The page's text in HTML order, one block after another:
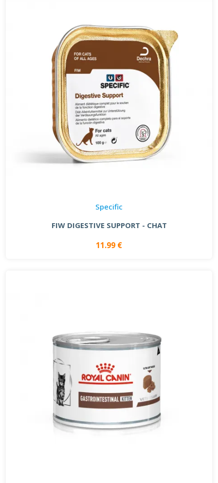
Specific
FIW DIGESTIVE SUPPORT - CHAT
11.99 €